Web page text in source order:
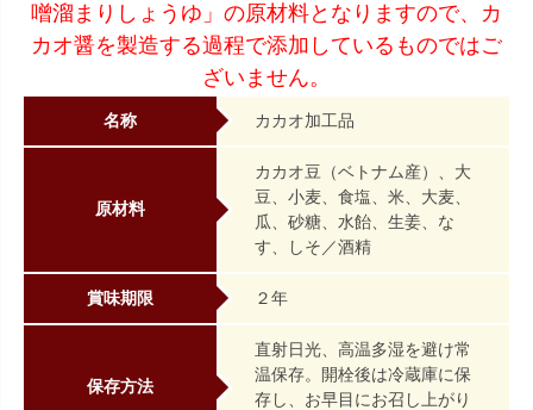
噌溜まりしょうゆ」の原材料となりますので、カ
カオ醤を製造する過程で添加しているものではご
ざいません。
名称 カカオ加工品
原材料
カカオ豆（ベトナム産）、大
豆、小麦、食塩、米、大麦、
瓜、砂糖、水飴、生姜、な
す、しそ／酒精
賞味期限 ２年
保存方法
直射日光、高温多湿を避け常
温保存。開栓後は冷蔵庫に保
存し、お早目にお召し上がり